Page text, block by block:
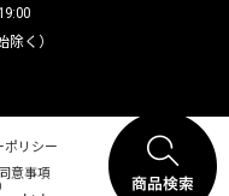
く）
ポリシー
意事項